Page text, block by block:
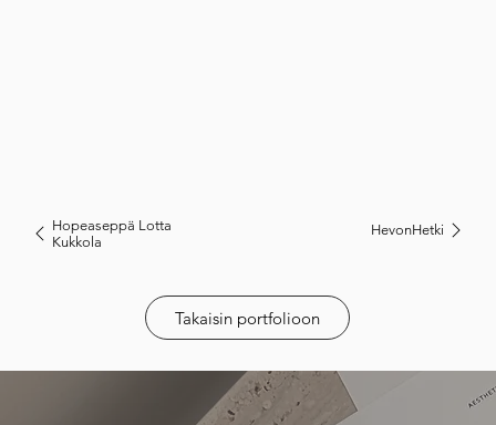
Hopeaseppä Lotta
Kukkola
Takaisin portfolioon
HevonHetki